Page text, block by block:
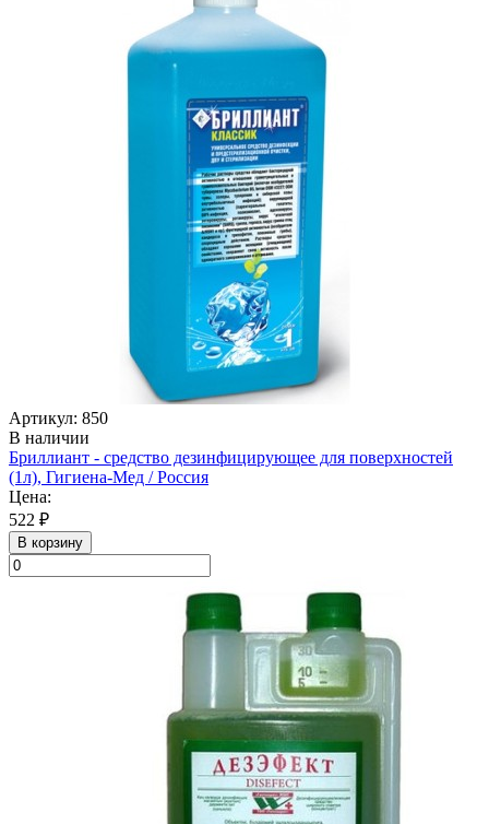
Артикул: 850
В наличии
Бриллиант - средство дезинфицирующее для поверхностей
(1л), Гигиена-Мед / Россия
Цена:
522 ₽
В корзину